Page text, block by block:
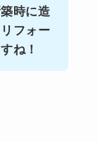
時に造
フォー
ね！